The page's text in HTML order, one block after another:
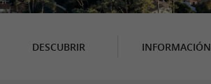
DESCUBRIR INFORMACIÓN